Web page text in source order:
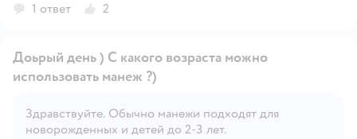
1 ответ 2
Открыть вопрос
Доьрый день ) С какого возраста можно
использовать манеж ?)
Здравствуйте. Обычно манежи подходят для
новорожденных и детей до 2-3 лет.